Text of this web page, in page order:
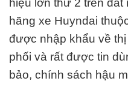
hãng xe Huyndai
được nhập khẩu về
phối và rất được tin
bảo, chính sách hậu